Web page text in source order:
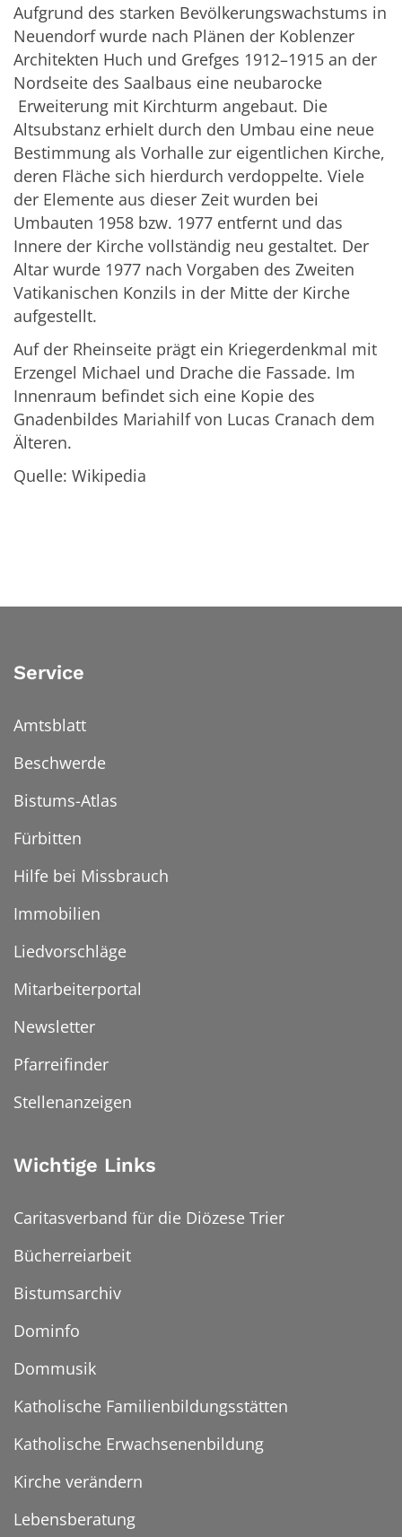
Aufgrund des starken Bevölkerungswachstums in
Neuendorf wurde nach Plänen der Koblenzer
Architekten Huch und Grefges 1912–1915 an der
Nordseite des Saalbaus eine neubarocke
Erweiterung mit Kirchturm angebaut. Die
Altsubstanz erhielt durch den Umbau eine neue
Bestimmung als Vorhalle zur eigentlichen Kirche,
deren Fläche sich hierdurch verdoppelte. Viele
der Elemente aus dieser Zeit wurden bei
Umbauten 1958 bzw. 1977 entfernt und das
Innere der Kirche vollständig neu gestaltet. Der
Altar wurde 1977 nach Vorgaben des Zweiten
Vatikanischen Konzils in der Mitte der Kirche
aufgestellt.
Auf der Rheinseite prägt ein Kriegerdenkmal mit
Erzengel Michael und Drache die Fassade. Im
Innenraum befindet sich eine Kopie des
Gnadenbildes Mariahilf von Lucas Cranach dem
Älteren.
Quelle: Wikipedia
Service
Amtsblatt
Beschwerde
Bistums-Atlas
Fürbitten
Hilfe bei Missbrauch
Immobilien
Liedvorschläge
Mitarbeiterportal
Newsletter
Pfarreifinder
Stellenanzeigen
Wichtige Links
Caritasverband für die Diözese Trier
Bücherreiarbeit
Bistumsarchiv
Dominfo
Dommusik
Katholische Familienbildungsstätten
Katholische Erwachsenenbildung
Kirche verändern
Lebensberatung